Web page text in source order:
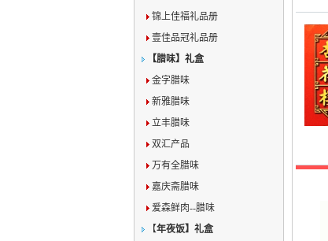
锦上佳福礼品册
壹佳品冠礼品册
【腊味】礼盒
金字腊味
新雅腊味
立丰腊味
双汇产品
万有全腊味
嘉庆斋腊味
爱森鲜肉--腊味
【年夜饭】礼盒